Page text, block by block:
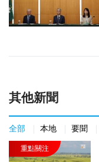
其他新聞
全部 本地 要聞